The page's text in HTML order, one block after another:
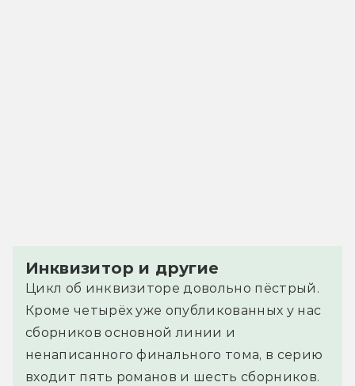
Инквизитор и другие
Цикл об инквизиторе довольно пёстрый.
Кроме четырёх уже опубликованных у нас
сборников основной линии и
ненаписанного финального тома, в серию
входит пять романов и шесть сборников.